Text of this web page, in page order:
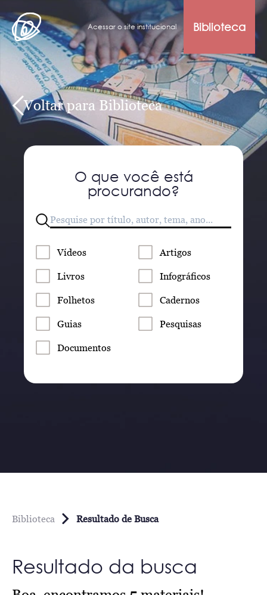
Acessar o site institucional Biblioteca
Voltar para Biblioteca
O que você está
procurando?
Vídeos Artigos
Livros Infográficos
Folhetos Cadernos
Guias Pesquisas
Documentos
Biblioteca Resultado de Busca
Resultado da busca